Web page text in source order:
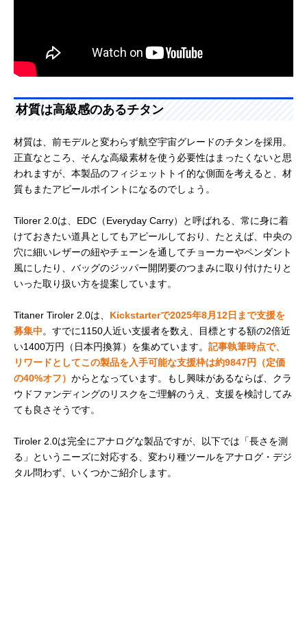
材質は高級感のあるチタン
材質は、前モデルと変わらず航空宇宙グレードのチタンを採用。
正直なところ、そんな高級素材を使う必要性はまったくないと思
われますが、本製品のフィジェットトイ的な側面を考えると、材
質もまたアピールポイントになるのでしょう。
Tilorer 2.0は、EDC（Everyday Carry）と呼ばれる、常に身に着
けておきたい道具としてもアピールしており、たとえば、中央の
穴に細いレザーの紐やチェーンを通してチョーカーやペンダント
風にしたり、バッグのジッパー開閉要のつまみに取り付けたりと
いった取り扱い方を提案しています。
Titaner Tiroler 2.0は、 Kickstarterで2025年8月12日まで支援を
募集中。すでに1150人近い支援者を数え、目標とする額の2倍近
い1400万円（日本円換算）を集めています。 記事執筆時点で、
リワードとしてこの製品を入手可能な支援枠は約9847円（定価
の40%オフ） からとなっています。もし興味があるならば、クラ
ウドファンディングのリスクをご理解のうえ、支援を検討してみ
ても良さそうです。
Tiroler 2.0は完全にアナログな製品ですが、以下では「長さを測
る」というニーズに対応する、変わり種ツールをアナログ・デジ
タル問わず、いくつかご紹介します。